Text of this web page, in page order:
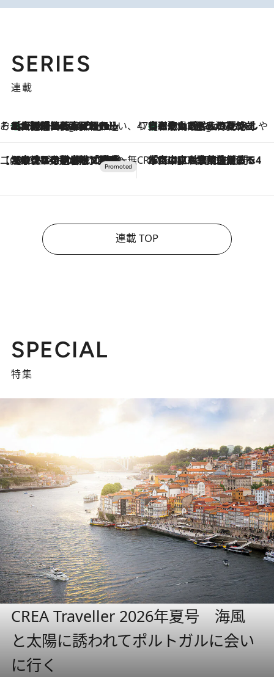
SERIES
連載
そおだよおこの関西おいしい、おやつ紀行6 Hours Ago
［大阪府箕面市］一皿一皿目の前で仕上げられる、料理を巧みに組み込んだアシェットデセールコース「ミチル アシェット デセール（Michiru assiette dessert）」 47都道府県の手みやげ ひんやりスイーツで夏を満喫
6 Hours Ago
【和歌山県】この夏絶対食べたい 冷やしておいしいおやつ3選 みかんがごろっと丸ごと入ったジュレ
【CREA×星野リゾート】唯一無二。癒しと発見が待つ場所へ
2026.8.7
【トンボの足水浴】ヒノキの香りに包まれて涼感マックス！約13℃の湧水かけ流しを避暑地「星野温泉 トンボの湯」で体験 CREA'S CHOICE
2026.8.7
「立川にも歌舞伎があるんだよ」 片岡仁左衛門・市川中車ら豪華座組みで4年目の立川立飛歌舞伎へ
連載 TOP
SPECIAL
特集
CREA Traveller 2026年夏号 海風
と太陽に誘われてポルトガルに会い
に行く